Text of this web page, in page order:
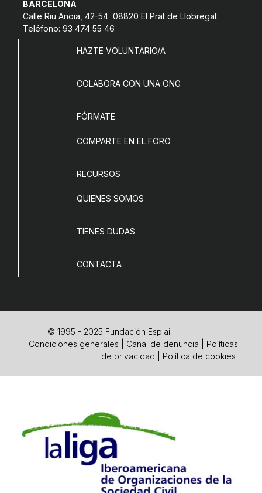
BARCELONA
Calle Riu Anoia, 42-54 08820 El Prat de Llobregat
Teléfono: 93 474 55 46
HAZTE VOLUNTARIO/A
COLABORA CON UNA ONG
FÓRMATE
COMPARTE EN EL FORO
RECURSOS
QUIENES SOMOS
TIENES DUDAS
CONTACTA
© 1995 - 2025 Fundación Esplai
Condiciones generales
Canal de denuncia
Políticas
de privacidad
Política de cookies
Fes voluntariat
Fes un donatiu
Treballa amb nosaltres